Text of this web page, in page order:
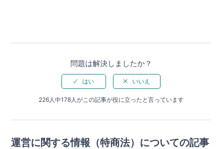
問題は解決しましたか？
226人中178人がこの記事が役に立ったと言っています
運営に関する情報（特商法）についての記事